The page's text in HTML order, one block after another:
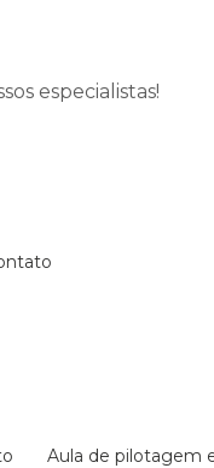
especialistas!
aula de pilotagem